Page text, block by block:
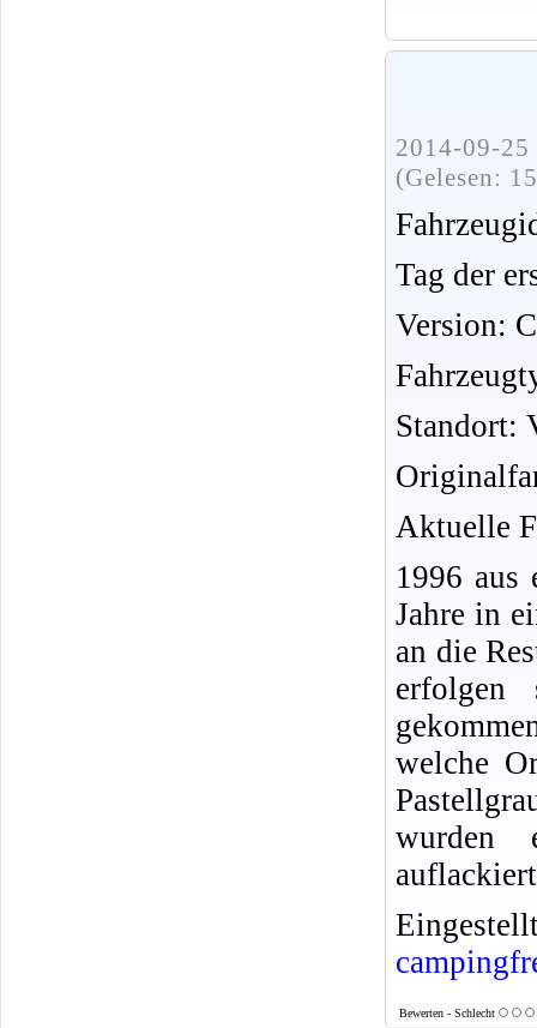
2014-09-
(Gelesen:
Tag der
Version:
Standort:
Aktuelle
1996 aus
Jahre in
an die
welche
wurden
Bewerten - Schlecht